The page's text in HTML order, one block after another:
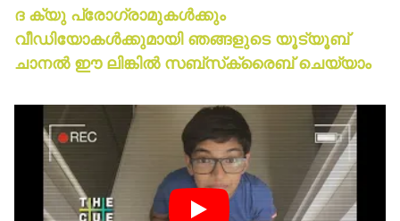
ദ ക്യു പ്രോഗ്രാമുകള്‍ക്കും
വീഡിയോകള്‍ക്കുമായി ഞങ്ങളുടെ യൂട്യൂബ്
ചാനല്‍ ഈ ലിങ്കില്‍ സബ്‌സ്‌ക്രൈബ് ചെയ്യാം